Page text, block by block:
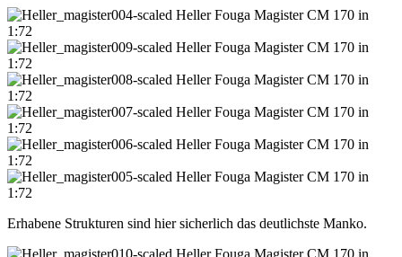
Erhabene Strukturen sind hier sicherlich das deutlichste Manko.